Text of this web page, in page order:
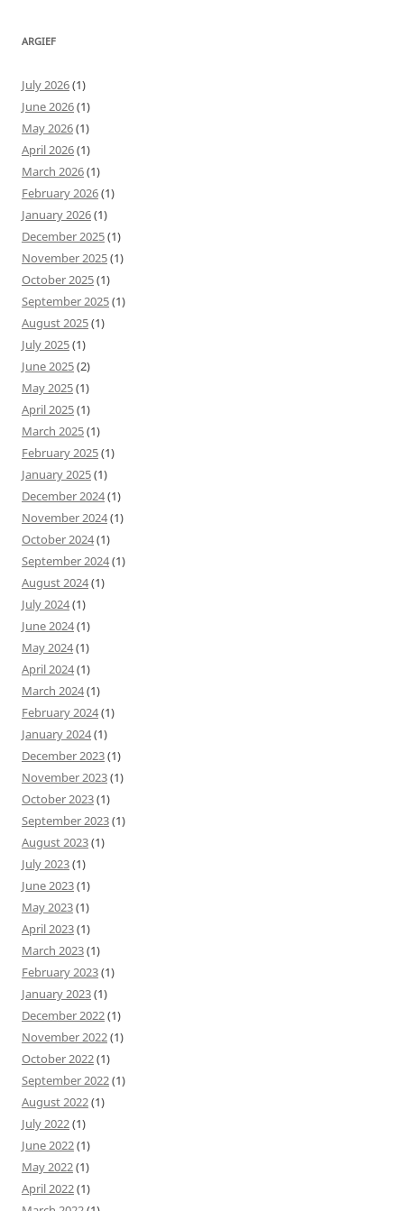
ARGIEF
July 2026(1)
June 2026(1)
May 2026(1)
April 2026(1)
March 2026(1)
February 2026(1)
January 2026(1)
December 2025(1)
November 2025(1)
October 2025(1)
September 2025(1)
August 2025(1)
July 2025(1)
June 2025(2)
May 2025(1)
April 2025(1)
March 2025(1)
February 2025(1)
January 2025(1)
December 2024(1)
November 2024(1)
October 2024(1)
September 2024(1)
August 2024(1)
July 2024(1)
June 2024(1)
May 2024(1)
April 2024(1)
March 2024(1)
February 2024(1)
January 2024(1)
December 2023(1)
November 2023(1)
October 2023(1)
September 2023(1)
August 2023(1)
July 2023(1)
June 2023(1)
May 2023(1)
April 2023(1)
March 2023(1)
February 2023(1)
January 2023(1)
December 2022(1)
November 2022(1)
October 2022(1)
September 2022(1)
August 2022(1)
July 2022(1)
June 2022(1)
May 2022(1)
April 2022(1)